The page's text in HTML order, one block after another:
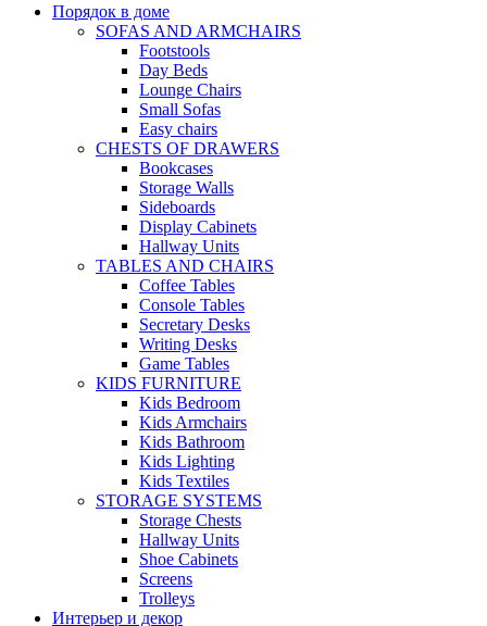
Порядок в доме
SOFAS AND ARMCHAIRS
Footstools
Day Beds
Lounge Chairs
Small Sofas
Easy chairs
CHESTS OF DRAWERS
Bookcases
Storage Walls
Sideboards
Display Cabinets
Hallway Units
TABLES AND CHAIRS
Coffee Tables
Console Tables
Secretary Desks
Writing Desks
Game Tables
KIDS FURNITURE
Kids Bedroom
Kids Armchairs
Kids Bathroom
Kids Lighting
Kids Textiles
STORAGE SYSTEMS
Storage Chests
Hallway Units
Shoe Cabinets
Screens
Trolleys
Интерьер и декор